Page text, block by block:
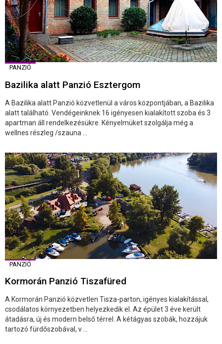
PANZIÓ
Bazilika alatt Panzió Esztergom
A Bazilika alatt Panzió közvetlenül a város központjában, a Bazilika
alatt található. Vendégeinknek 16 igényesen kialakított szoba és 3
apartman áll rendelkezésükre. Kényelmüket szolgálja még a
wellnes részleg /szauna ...
PANZIÓ
Kormorán Panzió Tiszafüred
A Kormorán Panzió közvetlen Tisza-parton, igényes kialakítással,
csodálatos környezetben helyezkedik el. Az épület 3 éve került
átadásra, új és modern belső térrel. A kétágyas szobák, hozzájuk
tartozó fürdőszobával, v ...